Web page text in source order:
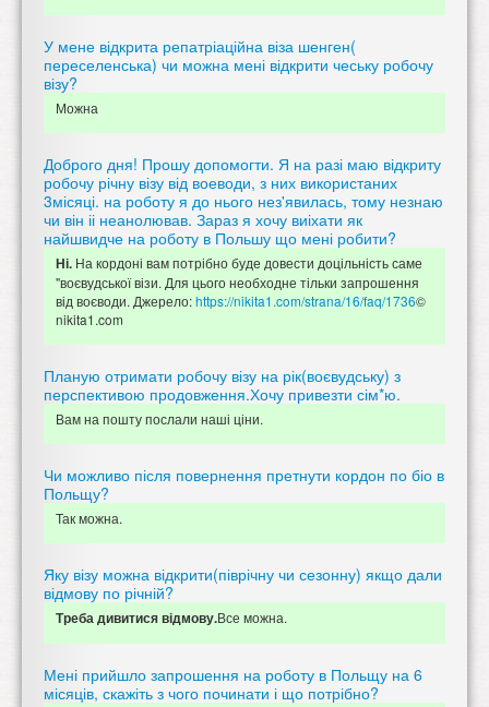
У мене відкрита репатріаційна віза шенген(
переселенська) чи можна мені відкрити чеську робочу
візу?
Можна
Доброго дня! Прошу допомогти. Я на разі маю відкриту
робочу річну візу від воеводи, з них використаних
3місяці. на роботу я до нього нез'явилась, тому незнаю
чи він іі неанолював. Зараз я хочу виіхати як
найшвидче на роботу в Польшу що мені робити?
Ні. На кордоні вам потрібно буде довести доцільність саме
"воєвудської візи. Для цього необходне тільки запрошення
від воєводи. Джерело:https://nikita1.com/strana/16/faq/1736©
nikita1.com
Планую отримати робочу візу на рік(воєвудську) з
перспективою продовження.Хочу привезти сім*ю.
Вам на пошту послали наші ціни.
Чи можливо після повернення претнути кордон по біо в
Польщу?
Так можна.
Яку візу можна відкрити(піврічну чи сезонну) якщо дали
відмову по річній?
Треба дивитися відмову.Все можна.
Мені прийшло запрошення на роботу в Польщу на 6
місяців, скажіть з чого починати і що потрібно?